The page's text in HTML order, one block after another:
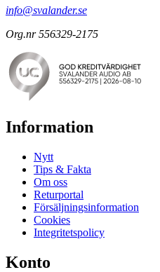
info@svalander.se
Org.nr 556329-2175
Information
Nytt
Tips & Fakta
Om oss
Returportal
Försäljningsinformation
Cookies
Integritetspolicy
Konto